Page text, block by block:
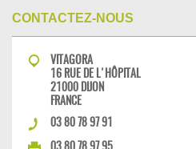
CONTACTEZ-NOUS
VITAGORA
16 RUE DE L'HÔPITAL
21000 DIJON
FRANCE
03 80 78 97 91
03 80 78 97 95